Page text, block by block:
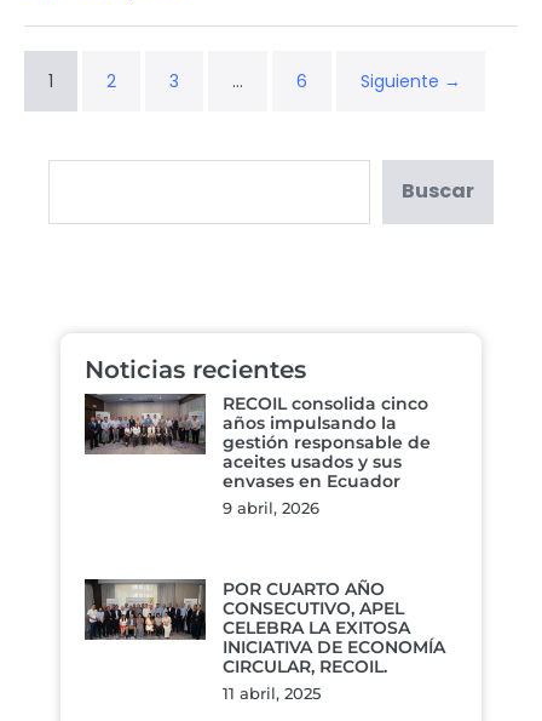
1 2 3 … 6 Siguiente →
Buscar
Noticias recientes
RECOIL consolida cinco
años impulsando la
gestión responsable de
aceites usados y sus
envases en Ecuador
9 abril, 2026
POR CUARTO AÑO
CONSECUTIVO, APEL
CELEBRA LA EXITOSA
INICIATIVA DE ECONOMÍA
CIRCULAR, RECOIL.
11 abril, 2025